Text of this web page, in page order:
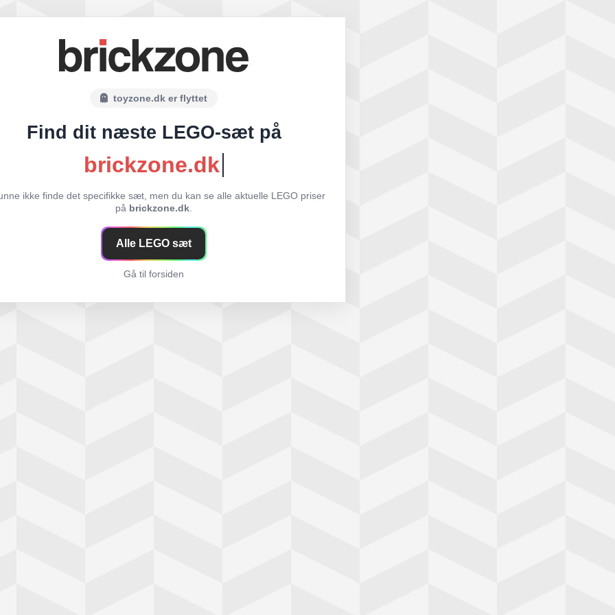
toyzone.dk er flyttet
Find dit næste LEGO-sæt på
brickzone.dk
ikke finde det specifikke sæt, men du kan se alle aktuelle LEGO priser
på brickzone.dk.
Alle LEGO sæt
Gå til forsiden